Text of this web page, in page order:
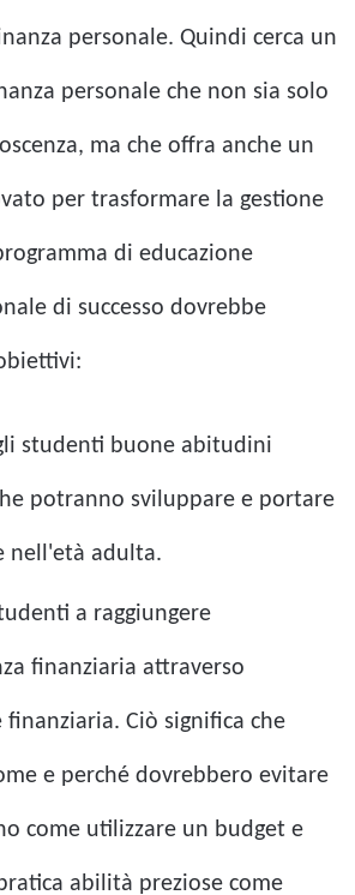
personale. Quindi cerca un
personale che non sia solo
ma che offra anche un
per trasformare la gestione
di educazione
di successo dovrebbe
studenti buone abitudini
potranno sviluppare e portare
nell'età adulta.
a raggiungere
finanziaria attraverso
finanziaria. Ciò significa che
e perché dovrebbero evitare
come utilizzare un budget e
abilità preziose come